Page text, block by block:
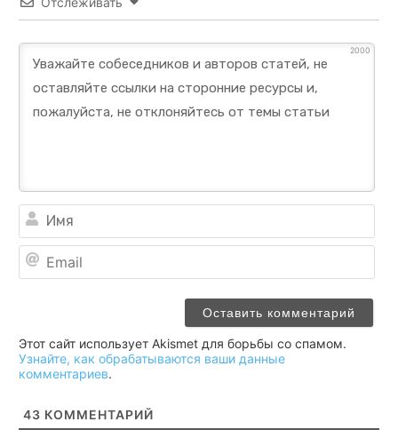
2000
Этот сайт использует Akismet для борьбы со спамом.
Узнайте, как обрабатываются ваши данные
комментариев.
43 КОММЕНТАРИЙ